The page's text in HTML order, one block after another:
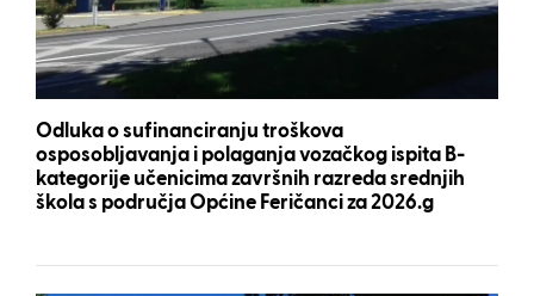
Odluka o sufinanciranju troškova
osposobljavanja i polaganja vozačkog ispita B-
kategorije učenicima završnih razreda srednjih
škola s područja Općine Feričanci za 2026.g